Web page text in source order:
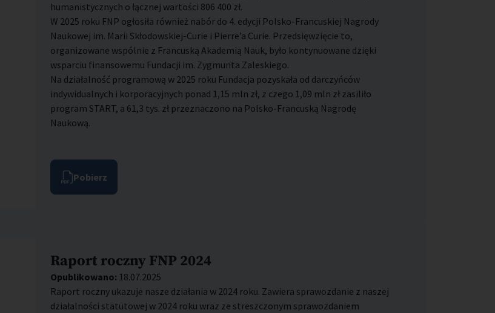
humanistycznych o łącznej wartości 806 400 zł.
W 2025 roku FNP ogłosiła również nabór do 4. edycji Polsko-Francuskiej Nagrody
Naukowej im. Marii Skłodowskiej-Curie i Pierre’a Curie. Przedsięwzięcie to,
organizowane wspólnie z Francuską Akademią Nauk, było kontynuowane dzięki
wsparciu finansowemu Fundacji im. Zygmunta Zaleskiego.
Na działalność programową w 2025 roku Fundacja pozyskała od darczyńców
indywidualnych i korporacyjnych ponad 1,15 mln zł, z czego 1,09 mln zł zasiliło
program START, a 61,3 tys. zł przeznaczono na Polsko-Francuską Nagrodę
Naukową.
Pobierz
Raport roczny FNP 2024
Opublikowano: 18.07.2025
Raport roczny ukazuje nasze działania w 2024 roku. Zawiera sprawozdanie z naszej
działalności statutowej w 2024 roku wraz ze streszczonym sprawozdaniem